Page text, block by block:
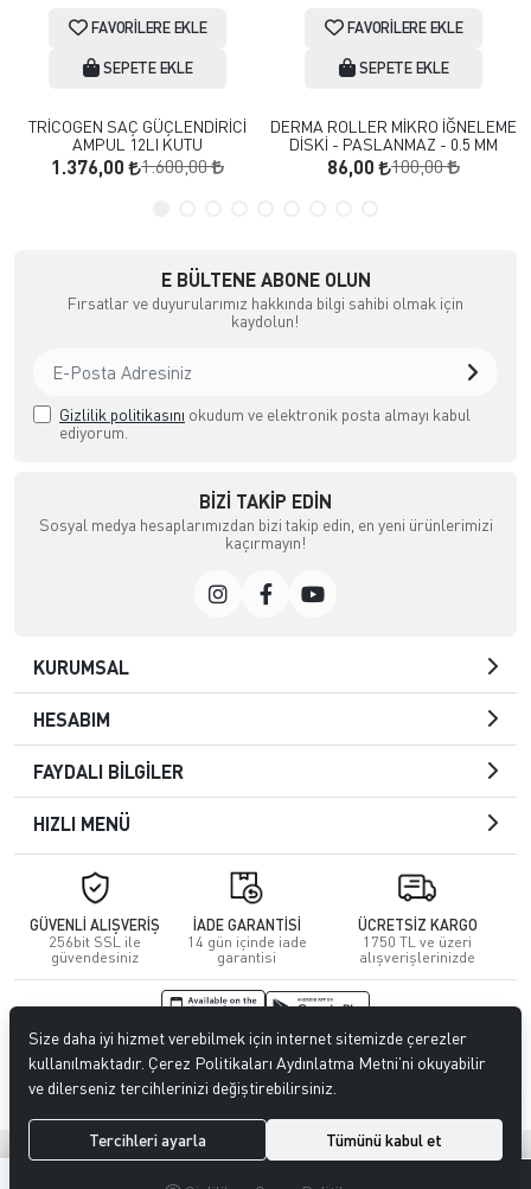
FAVORILERE EKLE
SEPETE EKLE
TRİCOGEN SAÇ GÜÇLENDİRİCİ
AMPUL 12LI KUTU
1.376,00 1.600,00
FAVORILERE EKLE
SEPETE EKLE
DERMA ROLLER MİKRO İĞNELEME
DİSKİ - PASLANMAZ - 0.5 MM
86,00 100,00
E BÜLTENE ABONE OLUN
Fırsatlar ve duyurularımız hakkında bilgi sahibi olmak için
kaydolun!
Gizlilik politikasını okudum ve elektronik posta almayı kabul
ediyorum.
BIZI TAKIP EDIN
Sosyal medya hesaplarımızdan bizi takip edin, en yeni ürünlerimizi
kaçırmayın!
KURUMSAL
HESABIM
FAYDALI BİLGİLER
HIZLI MENÜ
GÜVENLİ ALIŞVERİŞ
256bit SSL ile
güvendesiniz
İADE GARANTİSİ
14 gün içinde iade
garantisi
ÜCRETSİZ KARGO
1750 TL ve üzeri
alışverişlerinizde
© 2026Kuafördepo. Tüm hakları saklıdır.
Hipotenüs ®Yeni Nesil E-Ticaret Sistemleri ile Hazırlanmıştır.
Size daha iyi hizmet verebilmek için internet sitemizde çerezler
kullanılmaktadır. Çerez Politikaları Aydınlatma Metni’ni okuyabilir
ve dilerseniz tercihlerinizi değiştirebilirsiniz.
Tercihleri ayarla Tümünü kabul et